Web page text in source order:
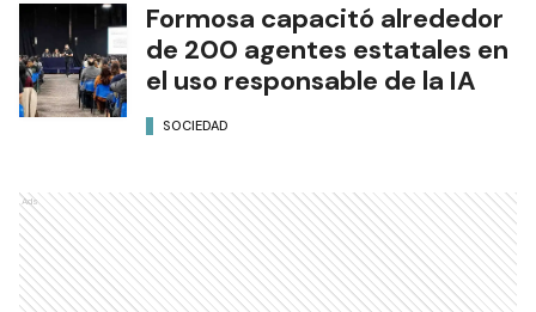
Formosa capacitó alrededor
de 200 agentes estatales en
el uso responsable de la IA
SOCIEDAD
Ads